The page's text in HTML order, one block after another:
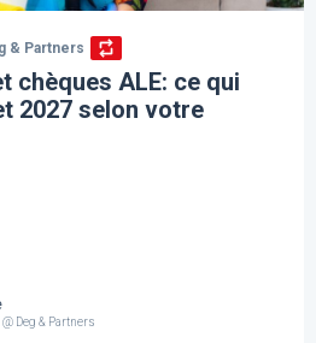
& Partners
chèques ALE: ce qui
2027 selon votre
Deg & Partners